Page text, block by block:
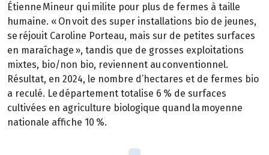
Étienne Mineur qui milite pour plus de fermes à taille
humaine. « On voit des super installations bio de jeunes,
se réjouit Caroline Porteau, mais sur de petites surfaces
en maraîchage », tandis que de grosses exploitations
mixtes, bio/non bio, reviennent au conventionnel.
Résultat, en 2024, le nombre d’hectares et de fermes bio
a reculé. Le département totalise 6 % de surfaces
cultivées en agriculture biologique quand la moyenne
nationale affiche 10 %.